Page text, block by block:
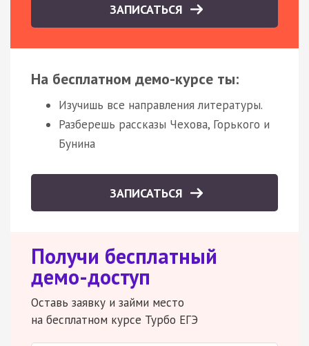
ЗАПИСАТЬСЯ
На бесплатном демо-курсе ты:
Изучишь все направления литературы.
Разберешь рассказы Чехова, Горького и
Бунина
ЗАПИСАТЬСЯ
Получи бесплатный
демо-доступ
Оставь заявку и займи место
на бесплатном курсе Турбо ЕГЭ